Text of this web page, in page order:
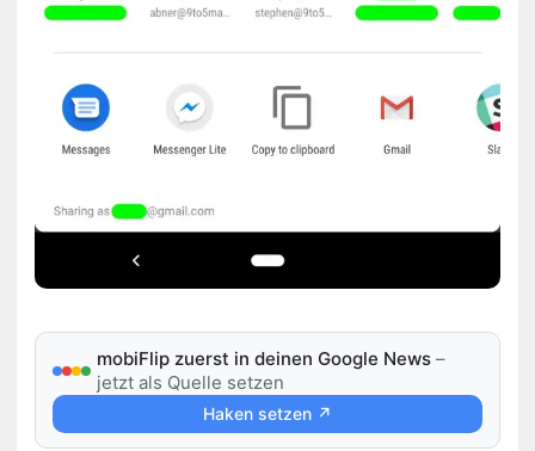
mobiFlip zuerst in deinen Google News –
jetzt als Quelle setzen
Haken setzen ↗